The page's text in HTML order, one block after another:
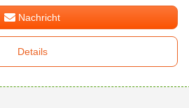
Nachricht
Details